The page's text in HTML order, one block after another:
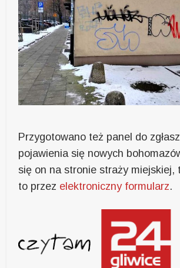
Przygotowano też panel do
pojawienia się nowych
się on na stronie straży miejskiej,
to przez elektroniczny formularz.